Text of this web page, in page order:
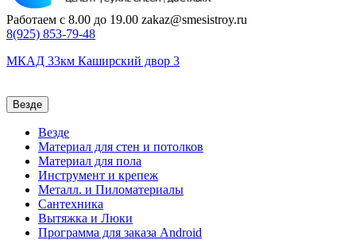
Работаем с 8.00 до 19.00 zakaz@smesistroy.ru
8(925) 853-79-48
МКАД 33км Каширский двор 3
Везде
Везде
Материал для стен и потолков
Материал для пола
Инструмент и крепеж
Металл. и Пиломатериалы
Сантехника
Вытяжка и Люки
Программа для заказа Android